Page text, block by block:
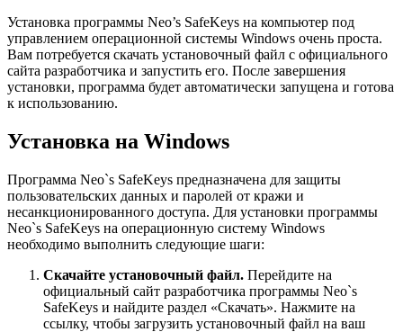
Установка программы Neo’s SafeKeys на компьютер под
управлением операционной системы Windows очень проста.
Вам потребуется скачать установочный файл с официального
сайта разработчика и запустить его. После завершения
установки, программа будет автоматически запущена и готова
к использованию.
Установка на Windows
Программа Neo`s SafeKeys предназначена для защиты
пользовательских данных и паролей от кражи и
несанкционированного доступа. Для установки программы
Neo`s SafeKeys на операционную систему Windows
необходимо выполнить следующие шаги:
Скачайте установочный файл. Перейдите на
официальный сайт разработчика программы Neo`s
SafeKeys и найдите раздел «Скачать». Нажмите на
ссылку, чтобы загрузить установочный файл на ваш